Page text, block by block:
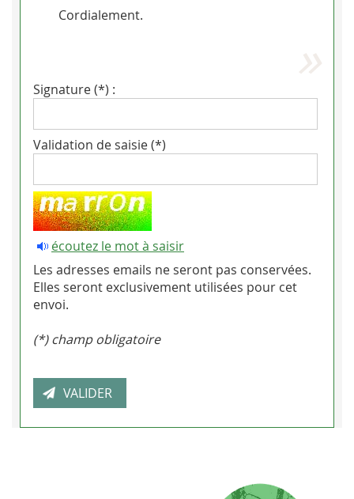
Cordialement.
Signature (*) :
Validation de saisie (*)
écoutez le mot à saisir
Les adresses emails ne seront pas conservées.
Elles seront exclusivement utilisées pour cet
envoi.
(*) champ obligatoire